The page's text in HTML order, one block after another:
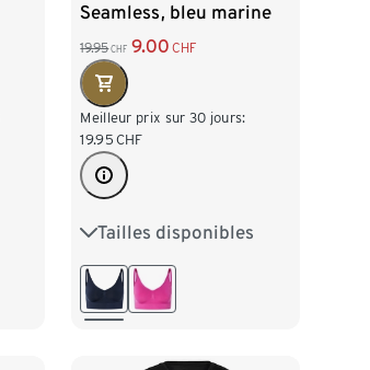
Seamless, bleu marine
19.95 CHF 9.00 CHF
Meilleur prix sur 30 jours:
19.95 CHF
Tailles disponibles
S 36/38 M 40/42
L 44/46